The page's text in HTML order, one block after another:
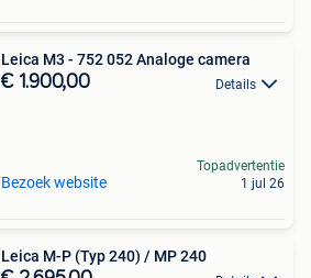
Leica M3 - 752 052 Analoge camera
€ 1.900,00 Details
Bezoek website
Topadvertentie
1 jul 26
Leica M-P (Typ 240) / MP 240